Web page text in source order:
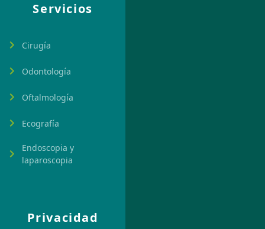
Servicios
Cirugía
Odontología
Oftalmología
Ecografía
Endoscopia y
laparoscopia
Privacidad